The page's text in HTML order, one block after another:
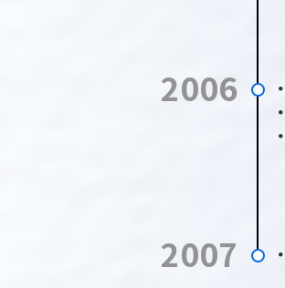
2006 ●
●
●
2007 ●